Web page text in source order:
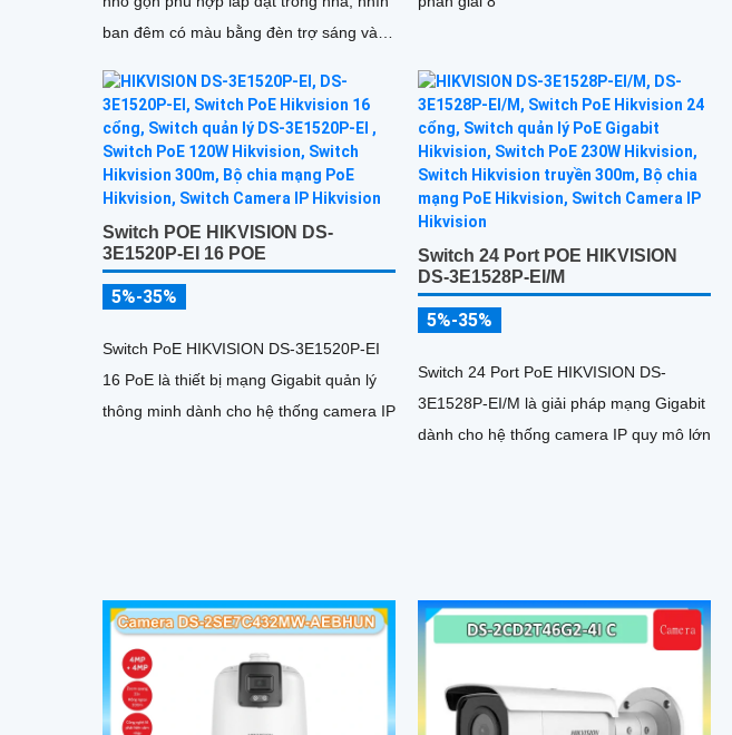
ban đêm có màu bằng đèn trợ sáng và
tính năng AI giúp nhận diện người và
phương tiện, tích hợp micro kép
Switch POE HIKVISION DS-
3E1520P-EI 16 POE
5%-35%
Switch PoE HIKVISION DS-3E1520P-EI
16 PoE là thiết bị mạng Gigabit quản lý
thông minh dành cho hệ thống camera IP
Switch 24 Port POE HIKVISION
DS-3E1528P-EI/M
5%-35%
Switch 24 Port PoE HIKVISION DS-
3E1528P-EI/M là giải pháp mạng Gigabit
dành cho hệ thống camera IP quy mô lớn